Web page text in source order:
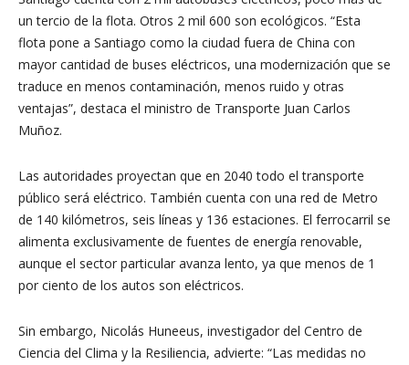
un tercio de la flota. Otros 2 mil 600 son ecológicos. “Esta
flota pone a Santiago como la ciudad fuera de China con
mayor cantidad de buses eléctricos, una modernización que se
traduce en menos contaminación, menos ruido y otras
ventajas”, destaca el ministro de Transporte Juan Carlos
Muñoz.
Las autoridades proyectan que en 2040 todo el transporte
público será eléctrico. También cuenta con una red de Metro
de 140 kilómetros, seis líneas y 136 estaciones. El ferrocarril se
alimenta exclusivamente de fuentes de energía renovable,
aunque el sector particular avanza lento, ya que menos de 1
por ciento de los autos son eléctricos.
Sin embargo, Nicolás Huneeus, investigador del Centro de
Ciencia del Clima y la Resiliencia, advierte: “Las medidas no